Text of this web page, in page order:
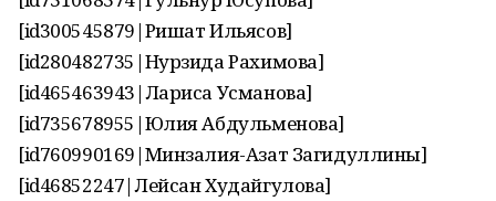
[id300545879|Ришат Ильясов]
[id280482735|Нурзида Рахимова]
[id465463943|Лариса Усманова]
[id735678955|Юлия Абдульменова]
[id760990169|Минзалия-Азат Загидуллины]
[id46852247|Лейсан Худайгулова]